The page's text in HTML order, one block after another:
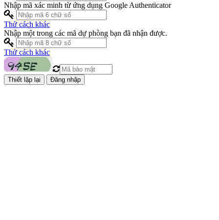
Nhập mã xác minh từ ứng dụng Google Authenticator
Thử cách khác
Nhập một trong các mã dự phòng bạn đã nhận được.
Thử cách khác
Đăng nhập